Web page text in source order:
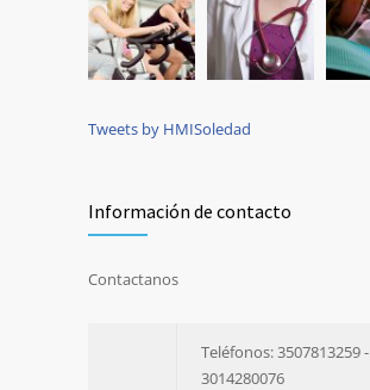
Tweets by HMISoledad
Información de contacto
Contactanos
Teléfonos: 3507813259 -
3014280076